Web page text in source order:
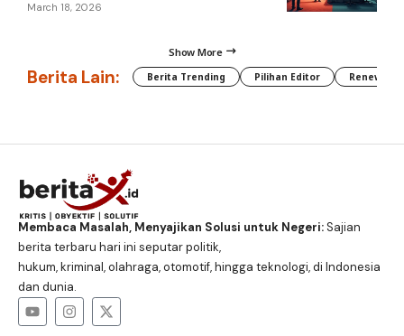
March 18, 2026
Show More
Berita Lain: Berita Trending Pilihan Editor
Membaca Masalah, Menyajikan Solusi untuk Negeri:Sajian
berita terbaru hari ini seputar politik,
hukum, kriminal, olahraga, otomotif, hingga teknologi, di Indonesia
dan dunia.